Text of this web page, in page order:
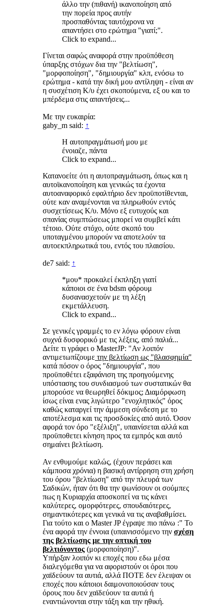
άλλο την (πιθανή) ικανοποίηση από
την πορεία προς αυτήν
προσπαθόντας ταυτόχρονα να
απαντήσει στο ερώτημα "γιατί;".
Click to expand...
Γίνεται σαφώς αναφορά στην προϋπόθεση
ύπαρξης στόχων δια την "βελτίωση",
"μορφοποίηση", "δημιουργία" κλπ, ενόσω το
ερώτημα - κατά την δική μου αντίληψη - είναι αν
η συσχέτιση Κ/υ έχει σκοπούμενα, εξ ου και το
μπέρδεμα στις απαντήσεις...
Με την ευκαιρία:
gaby_m said: ↑
Η αυτοπραγμάτωσή μου με
ένοιαζε, πάντα
Click to expand...
Κατανοείτε ότι η αυτοπραγμάτωση, όπως και η
αυτοϊκανοποίηση και γενικώς τα έχοντα
αυτοαναφορικό εφαλτήριο δεν προϋποτίθενται,
ούτε καν αναμένονται να πληρωθούν εντός
συσχετίσεως Κ/υ. Μόνο εξ ευτυχούς και
σπανίας συμπτώσεως μπορεί να συμβεί κάτι
τέτοιο. Ούτε στόχο, ούτε σκοπό του
υποταγμένου μπορούν να αποτελούν τα
αυτοεκπληρωτικά του, εντός του πλαισίου.
de7 said: ↑
*μου* προκαλεί έκπληξη γιατί
κάποιοι σε ένα bdsm φόρουμ
δυσανασχετούν με τη λέξη
εκμετάλλευση.
Click to expand...
Σε γενικές γραμμές το εν λόγω φόρουν είναι
συχνά δυσφορικό με τις λέξεις, από παλιά...
Δείτε τι γράφει ο MasterJP: "Αν λοιπόν
αντιμετωπίζουμε την βελτίωση ως "βλασφημία"
κατά πόσον ο όρος "δημιουργία", που
προϋποθέτει εξαφάνιση της προηγούμενης
υπόστασης του συνδιασμού των συστατικών θα
μπορούσε να θεωρηθεί δόκιμος; Διαμόρφωση
ίσως είναι ενας λιγώτερο "ενοχλητικός" όρος
καθώς καταργεί την άμμεση σύνδεση με το
αποτέλεσμα και τις προσδοκίες από αυτό. Όσον
αφορά τον όρο "εξέλιξη", υπαινίσεται αλλά και
προϋποθετει κίνηση προς τα εμπρός και αυτό
σημαίνει βελτίωση.
Αν ενθυμούμε καλώς, (έχουν περάσει και
κάμποσα χρόνια) η βασική αντίρρηση στη χρήση
του όρου "βελτίωση" από την πλευρά των
Σαδικών, ήταν ότι θα την ψωνίσουν οι σούμπες
πως η Κυριαρχία αποσκοπεί να τις κάνει
καλύτερες, ομορφότερες, σπουδαιότερες,
σημαντικότερες και γενικά να τις αναβαθμίσει.
Για τούτο και ο Master JP έγραψε πιο πάνω :" Το
ένα αφορά την έννοια (υπαινισσόμενο την σχέση
της βελτίωσης με την οπτική του
βελτιόνοντος (μορφοποίηση)".
Υπήρξαν λοιπόν κι εποχές που εδω μέσα
διαλεγόμεθα για να αφοριστούν οι όροι που
χαϊδεύουν τα αυτιά, αλλά ΠΟΤΕ δεν έλειψαν οι
εποχές που κάποιοι δαιμονοποιούσαν τους
όρους που δεν χαϊδεύουν τα αυτιά ή
εναντιώνονται στην τάξη και την ηθική.